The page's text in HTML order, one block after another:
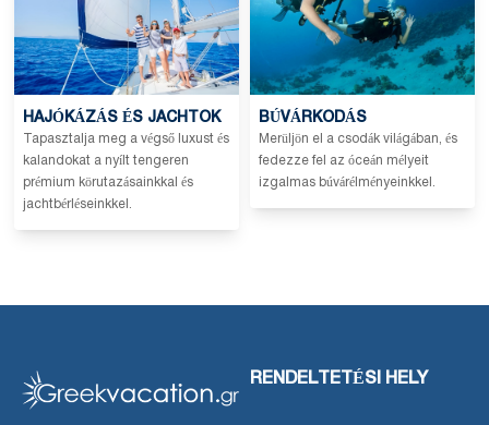
HAJÓKÁZÁS ÉS JACHTOK
Tapasztalja meg a végső luxust és
kalandokat a nyílt tengeren
prémium körutazásainkkal és
jachtbérléseinkkel.
BÚVÁRKODÁS
Merüljön el a csodák világában, és
fedezze fel az óceán mélyeit
izgalmas búvárélményeinkkel.
RENDELTETÉSI HELY